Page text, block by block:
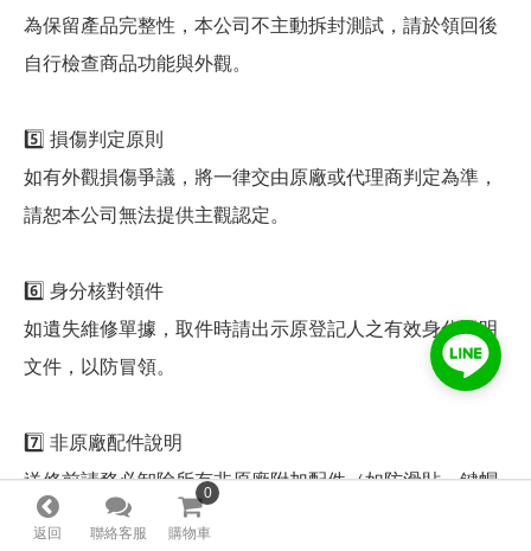
返回 聯絡客服
0
購物車
為保留產品完整性，本公司不主動拆封測試，請於領回後
自行檢查商品功能與外觀。
5️⃣ 損傷判定原則
如有外觀損傷爭議，將一律交由原廠或代理商判定為準，
請恕本公司無法提供主觀認定。
6️⃣ 身分核對領件
如遺失維修單據，取件時請出示原登記人之有效身分證明
文件，以防冒領。
7️⃣ 非原廠配件說明
送修前請務必卸除所有非原廠附加配件（如防滑貼、鍵帽
等）。本公司不保證此類配件之保存或補償。如更換新品